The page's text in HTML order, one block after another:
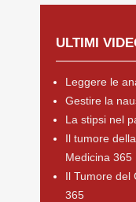
ULTIMI
Leggere le
Gestire la
La stipsi nel
Il tumore
Medicina 365
Il Tumore del
365